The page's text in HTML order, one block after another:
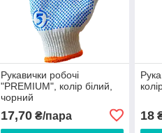
Рукавички робочі
"PREMIUM", колір білий,
чорний
17,70₴/пара 18